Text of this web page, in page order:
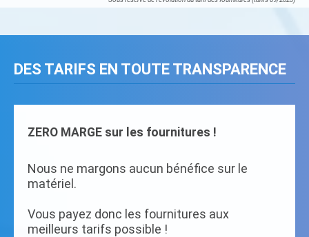
DES TARIFS EN TOUTE TRANSPARENCE
ZERO MARGE sur les fournitures !
Nous ne margons aucun bénéfice sur le
matériel.
Vous payez donc les fournitures aux
meilleurs tarifs possible !